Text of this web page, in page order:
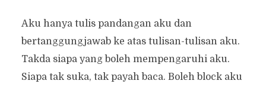
Aku hanya tulis pandangan aku dan
bertanggungjawab ke atas tulisan-tulisan aku.
Takda siapa yang boleh mempengaruhi aku.
Siapa tak suka, tak payah baca. Boleh block aku